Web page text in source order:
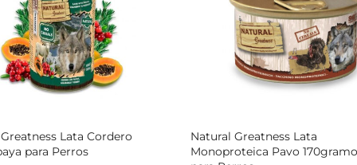
Lata Cordero
para Perros
Natural Greatness Lata
Monoproteica Pavo